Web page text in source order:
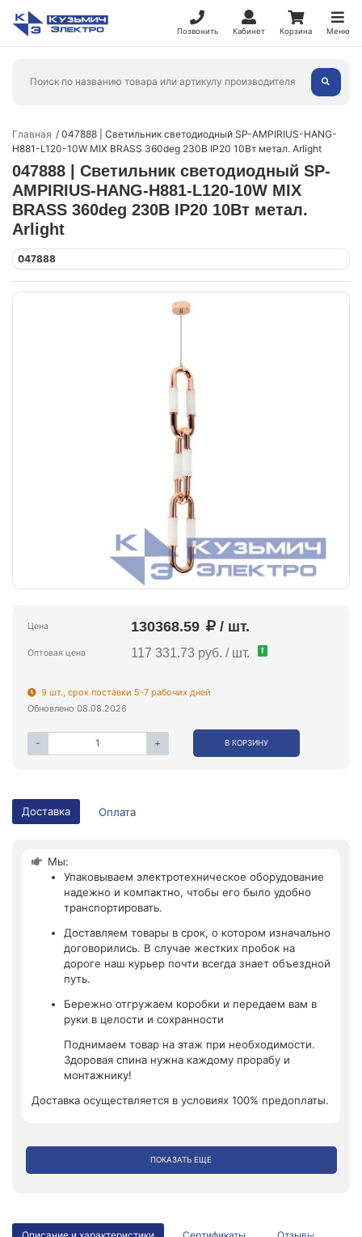
Позвонить Кабинет Корзина Меню
Главная
047888 | Светильник светодиодный SP-AMPIRIUS-HANG-
H881-L120-10W MIX BRASS 360deg 230В IP20 10Вт метал. Arlight
047888 | Светильник светодиодный SP-
AMPIRIUS-HANG-H881-L120-10W MIX
BRASS 360deg 230В IP20 10Вт метал.
Arlight
047888
Цена 130368.59 / шт.
Оптовая цена 117 331.73 руб. / шт. !
9 шт., срок поставки 5-7 рабочих дней
Обновлено 08.08.2026
- + В КОРЗИНУ
Доставка Оплата
Мы:
Упаковываем электротехническое оборудование
надежно и компактно, чтобы его было удобно
транспортировать.
Доставляем товары в срок, о котором изначально
договорились. В случае жестких пробок на
дороге наш курьер почти всегда знает объездной
путь.
Бережно отгружаем коробки и передаем вам в
руки в целости и сохранности
Поднимаем товар на этаж при необходимости.
Здоровая спина нужна каждому прорабу и
монтажнику!
Доставка осуществляется в условиях 100% предоплаты.
ПОКАЗАТЬ ЕЩЕ